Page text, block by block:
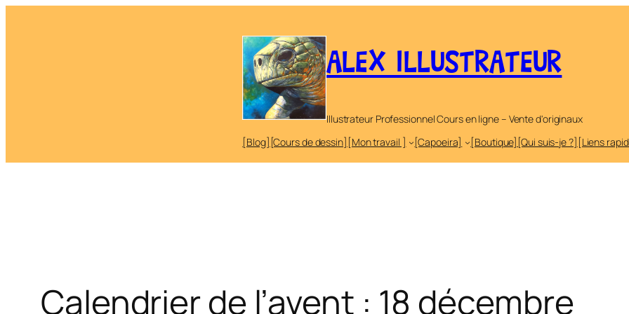
ALEX ILLUSTRATEUR
Illustrateur Professionnel Cours en ligne – Vente d'originaux
[Blog] [Cours de dessin] [Mon travail ] [Capoeira] [Boutique] [Qui suis-je ?] [Liens
Calendrier de l’avent : 18 décembre